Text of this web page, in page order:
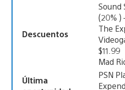
Descuentos
Sound
(20% )
The
$11.99
Mad
Última
PSN